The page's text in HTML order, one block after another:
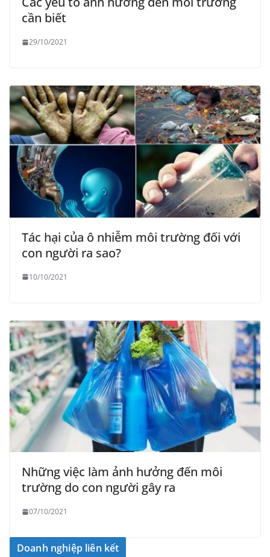
cần biết
29/10/2021
Tác hại của ô nhiễm môi trường đối với
con người ra sao?
10/10/2021
Những việc làm ảnh hưởng đến môi
trường do con người gây ra
07/10/2021
Doanh nghiệp liên kết